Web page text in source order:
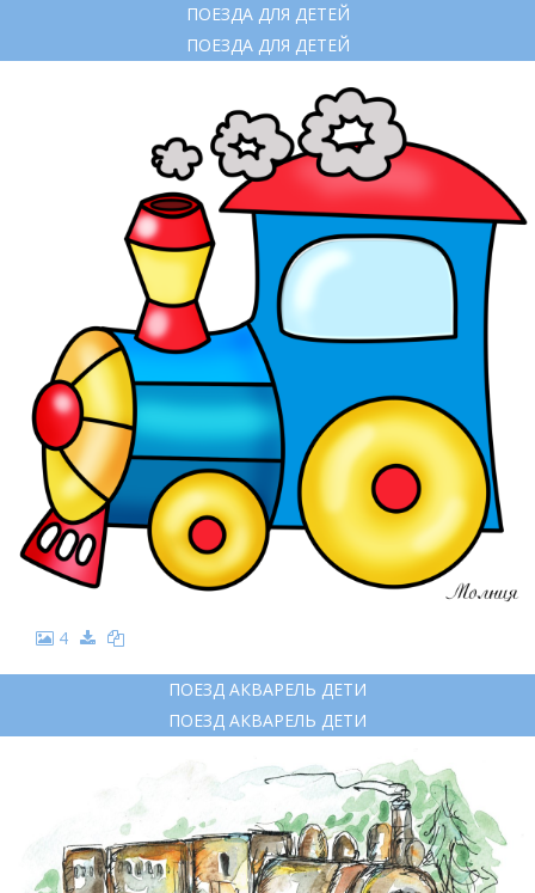
ПОЕЗДА ДЛЯ ДЕТЕЙ
ПОЕЗДА ДЛЯ ДЕТЕЙ
4
ПОЕЗД АКВАРЕЛЬ ДЕТИ
ПОЕЗД АКВАРЕЛЬ ДЕТИ